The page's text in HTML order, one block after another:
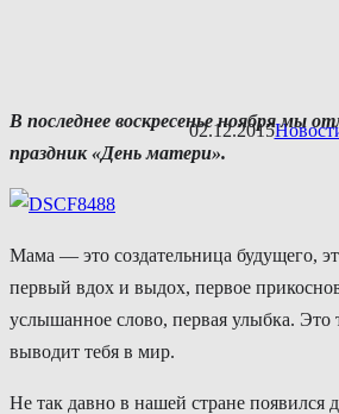
02.12.2015
В последнее воскресенье ноября мы
праздник «День матери».
Мама — это создательница будущего,
первый вдох и выдох, первое
услышанное слово, первая улыбка. Это
выводит тебя в мир.
Не так давно в нашей стране появился